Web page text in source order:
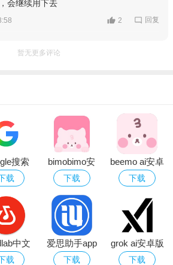
量模式，在数据网络下可节省50%流
但需谨慎操作。
安装扩展时注意权限，不要授予不必要
闪退，先尝试清除应用数据或重新安装；
签页，或关闭硬件加速
常是由于显卡驱动兼容问题，尝试更新系
若提示“无法加载网页”，检查网络代理
Android 7.0及以上系统；安装时若提示“解
完整APK；建议将Chrome设为默认浏览
会继续用下去
2 回复
暂无更多评论
搜索
网版下
2026
载
bimobimo安
卓版下载官方
免费版
下载
beemo ai安卓
版
下载2026官方
免费版
下载
中文
2026安
载
爱思助手app
官方最新版下
下载
grok ai安卓版
下载官方2026
下载